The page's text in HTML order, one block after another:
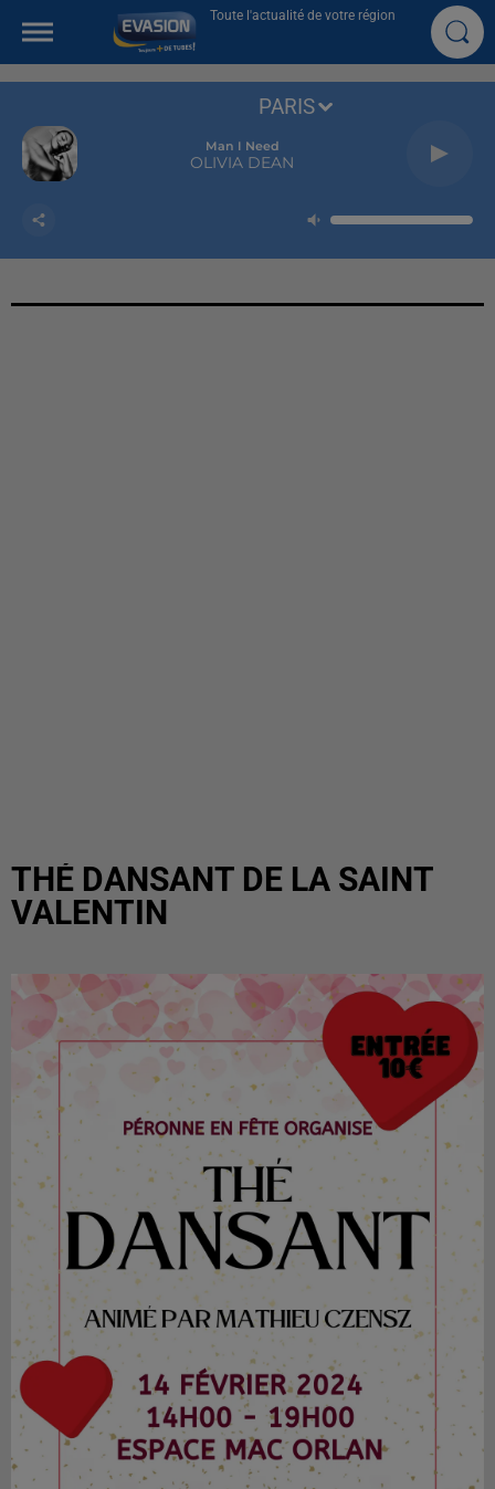
Toute l'actualité de votre région
Man I Need
OLIVIA DEAN
PARIS
THÉ DANSANT DE LA SAINT
VALENTIN